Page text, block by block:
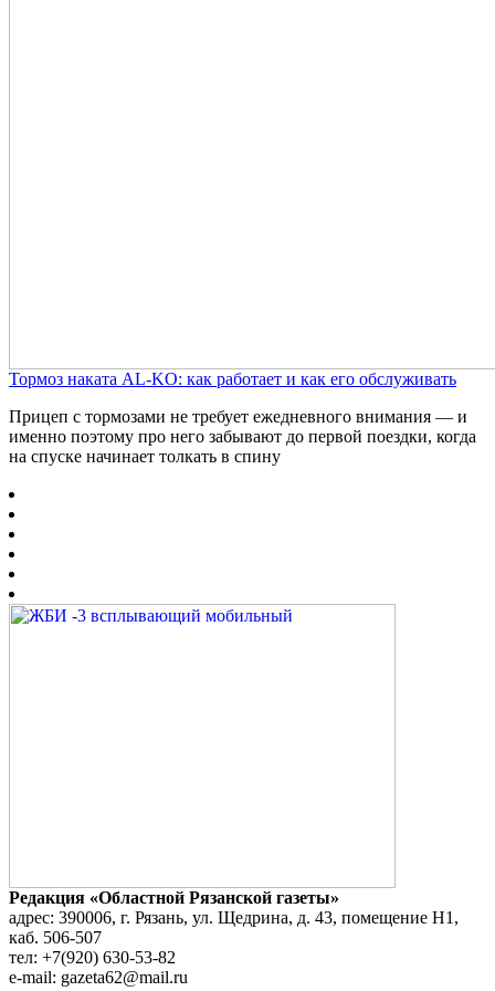
Тормоз наката AL-KO: как работает и как его обслуживать
Прицеп с тормозами не требует ежедневного внимания — и
именно поэтому про него забывают до первой поездки, когда
на спуске начинает толкать в спину
Редакция «Областной Рязанской газеты»
адрес: 390006, г. Рязань, ул. Щедрина, д. 43, помещение Н1,
каб. 506-507
тел: +7(920) 630-53-82
e-mail: gazeta62@mail.ru